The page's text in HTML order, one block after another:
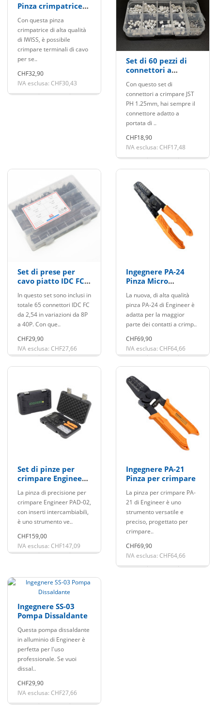
Pinza crimpatrice
6.0mm2
Con questa pinza
crimpatrice di alta qualità
di IWISS, è possibile
crimpare terminali di cavo
per se..
CHF32,90
IVA esclusa: CHF30,43
Set di 60 pezzi di
connettori a
JST 1,25 mm
Con questo set di
connettori a crimpare JST
PH 1.25mm, hai sempre il
connettore adatto a
portata di ..
CHF18,90
IVA esclusa: CHF17,48
Set di prese per
cavo piatto IDC FC
In questo set sono inclusi in
totale 65 connettori IDC FC
da 2,54 in variazioni da 8P
a 40P. Con que..
CHF29,90
IVA esclusa: CHF27,66
Ingegnere PA-24
Pinza Micro
La nuova, di alta qualità
pinza PA-24 di Engineer è
adatta per la maggior
parte dei contatti a crimp..
CHF69,90
IVA esclusa: CHF64,66
Set di pinze per
crimpare Engineer
intercambiabili
La pinza di precisione per
crimpare Engineer PAD-02,
con inserti intercambiabili,
è uno strumento ve..
CHF159,00
IVA esclusa: CHF147,09
Ingegnere PA-21
Pinza per crimpare
La pinza per crimpare PA-
21 di Engineer è uno
strumento versatile e
preciso, progettato per
crimpare..
CHF69,90
IVA esclusa: CHF64,66
Ingegnere SS-03
Pompa Dissaldante
Questa pompa dissaldante
in alluminio di Engineer è
perfetta per l'uso
professionale. Se vuoi
dissal..
CHF29,90
IVA esclusa: CHF27,66